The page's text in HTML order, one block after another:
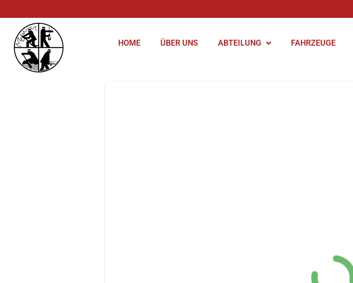
HOME ÜBER UNS ABTEILUNG FAHRZEUGE